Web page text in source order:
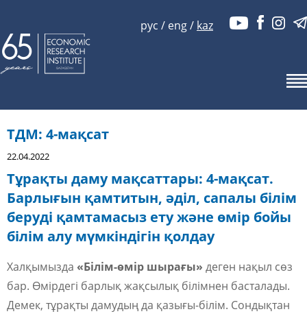
рус / eng/ kaz
ТДМ: 4-мақсат
22.04.2022
Тұрақты даму мақсаттары: 4-мақсат.
Барлығын қамтитын, әділ, сапалы білім
беруді қамтамасыз ету және өмір бойы
білім алу мүмкіндігін қолдау
Халқымызда «Білім-өмір шырағы» деген нақыл сөз
бар. Өмірдегі барлық жақсылық білімнен басталады.
Демек, тұрақты дамудың да қазығы-білім. Сондықтан